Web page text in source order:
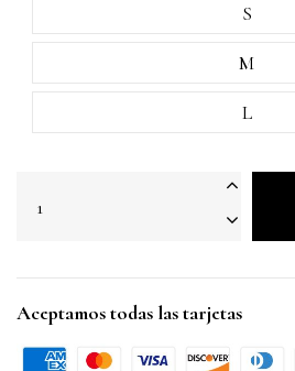
S
M
L
Aceptamos todas las tarjetas